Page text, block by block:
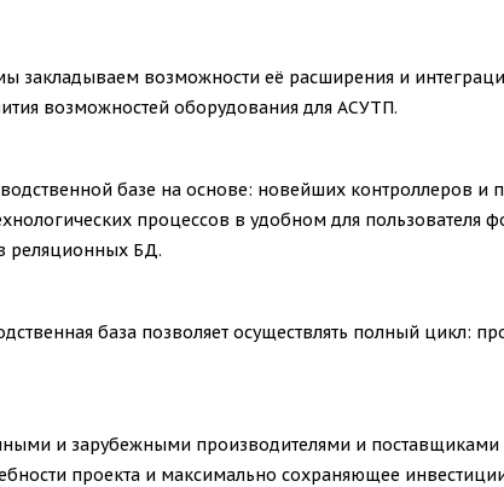
закладываем возможности её расширения и
возможностей оборудования для АСУТП.
базе на основе: новейших контроллеров
процессов в удобном для
реляционных БД.
база позволяет осуществлять полный цикл:
и зарубежными производителями и
проекта и максимально сохраняющее